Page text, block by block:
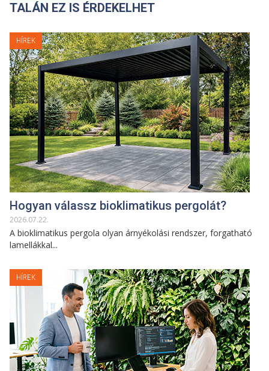
TALÁN EZ IS ÉRDEKELHET
HÍREK
Hogyan válassz bioklimatikus pergolát?
2026.07.22.
A bioklimatikus pergola olyan árnyékolási rendszer, forgatható
lamellákkal...
HÍREK